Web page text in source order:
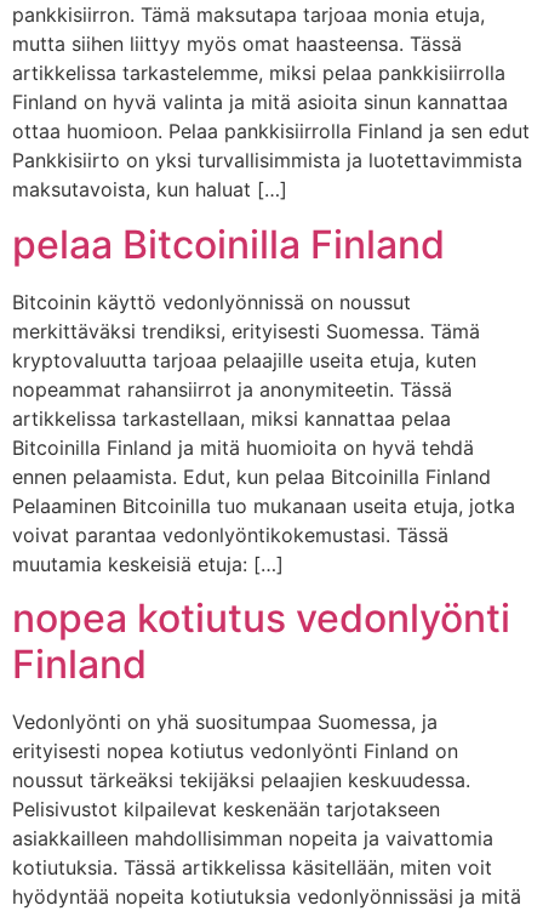
pankkisiirron. Tämä maksutapa tarjoaa monia etuja,
mutta siihen liittyy myös omat haasteensa. Tässä
artikkelissa tarkastelemme, miksi pelaa pankkisiirrolla
Finland on hyvä valinta ja mitä asioita sinun kannattaa
ottaa huomioon. Pelaa pankkisiirrolla Finland ja sen edut
Pankkisiirto on yksi turvallisimmista ja luotettavimmista
maksutavoista, kun haluat […]
pelaa Bitcoinilla Finland
Bitcoinin käyttö vedonlyönnissä on noussut
merkittäväksi trendiksi, erityisesti Suomessa. Tämä
kryptovaluutta tarjoaa pelaajille useita etuja, kuten
nopeammat rahansiirrot ja anonymiteetin. Tässä
artikkelissa tarkastellaan, miksi kannattaa pelaa
Bitcoinilla Finland ja mitä huomioita on hyvä tehdä
ennen pelaamista. Edut, kun pelaa Bitcoinilla Finland
Pelaaminen Bitcoinilla tuo mukanaan useita etuja, jotka
voivat parantaa vedonlyöntikokemustasi. Tässä
muutamia keskeisiä etuja: […]
nopea kotiutus vedonlyönti
Finland
Vedonlyönti on yhä suositumpaa Suomessa, ja
erityisesti nopea kotiutus vedonlyönti Finland on
noussut tärkeäksi tekijäksi pelaajien keskuudessa.
Pelisivustot kilpailevat keskenään tarjotakseen
asiakkailleen mahdollisimman nopeita ja vaivattomia
kotiutuksia. Tässä artikkelissa käsitellään, miten voit
hyödyntää nopeita kotiutuksia vedonlyönnissäsi ja mitä